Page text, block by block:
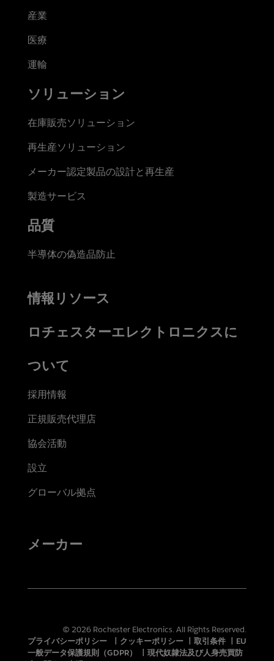
産業
医療
運輸
ソリューション
在庫販売ソリューション
再生産ソリューション
メーカー認定製品の設計と再生産
製造サービス
品質
半導体の偽造品防止
情報リソース
ロチェスターエレクトロニクスに
ついて
採用情報
正規販売代理店
協会活動
設立
グローバル拠点
メーカー
© 2026 Rochester Electronics. All Rights Reserved.
プライバシーポリシー
クッキーポリシー 取引条件
EU
一般データ保護規則（GDPR）
現代奴隷法及び人身売買防